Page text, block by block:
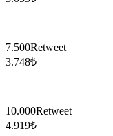
7.500Retweet
3.748₺
10.000Retweet
4.919₺